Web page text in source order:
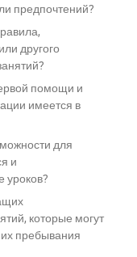
предпочтений?
другого
помощи и
имеется в
для
и
уроков?
которые могут
пребывания